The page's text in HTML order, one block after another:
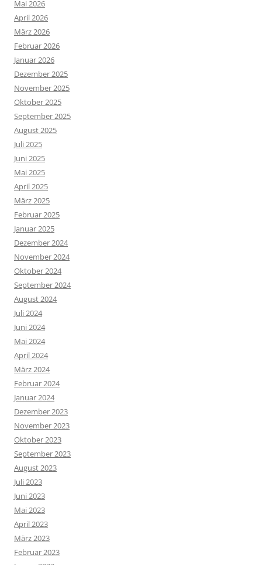
Mai 2026
April 2026
März 2026
Februar 2026
Januar 2026
Dezember 2025
November 2025
Oktober 2025
September 2025
August 2025
Juli 2025
Juni 2025
Mai 2025
April 2025
März 2025
Februar 2025
Januar 2025
Dezember 2024
November 2024
Oktober 2024
September 2024
August 2024
Juli 2024
Juni 2024
Mai 2024
April 2024
März 2024
Februar 2024
Januar 2024
Dezember 2023
November 2023
Oktober 2023
September 2023
August 2023
Juli 2023
Juni 2023
Mai 2023
April 2023
März 2023
Februar 2023